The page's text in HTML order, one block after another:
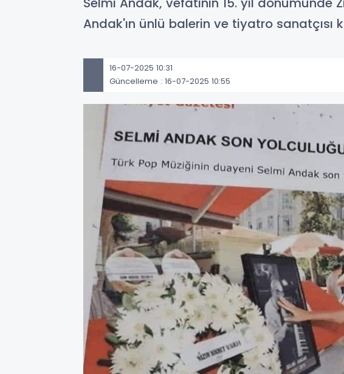
Andak'ın ünlü balerin ve tiyatro sanatçısı
16-07-2025 10:31
Güncelleme : 16-07-2025 10:55